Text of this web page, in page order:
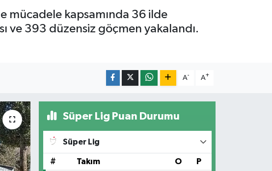
mücadele kapsamında 36 ilde
ve 393 düzensiz göçmen yakalandı.
A- A+
Süper Lig Puan Durumu
Süper Lig
# Takım O P